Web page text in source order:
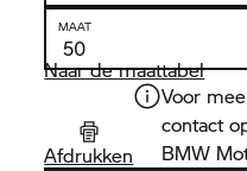
MAAT
Naar de maattabel
Afdrukken
Voor
contact
BMW